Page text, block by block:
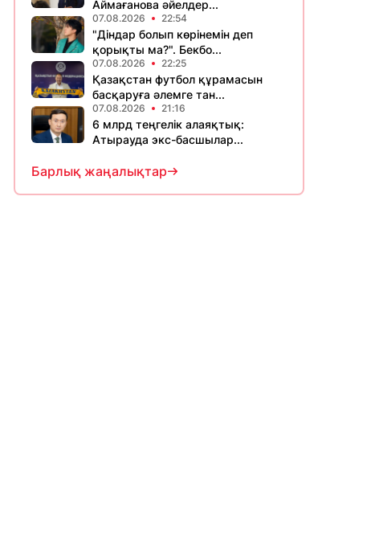
Аймағанова әйелдер...
07.08.2026 22:54
"Діндар болып көрінемін деп
қорықты ма?". Бекбо...
07.08.2026 22:25
Қазақстан футбол құрамасын
басқаруға әлемге тан...
07.08.2026 21:16
6 млрд теңгелік алаяқтық:
Атырауда экс-басшылар...
Барлық жаңалықтар